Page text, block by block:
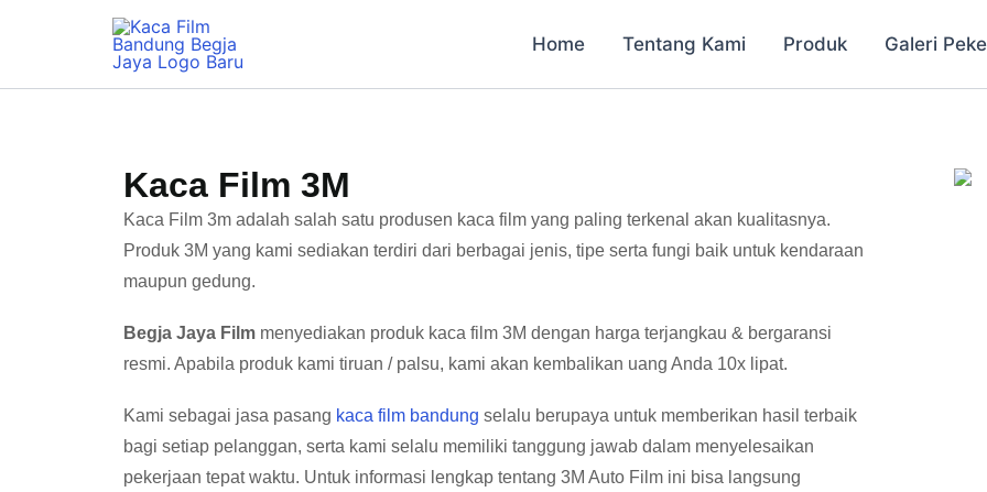
Home Tentang Kami Produk Galeri
Kaca Film 3M
Kaca Film 3m adalah salah satu produsen kaca film yang paling terkenal akan kualitasnya.
Produk 3M yang kami sediakan terdiri dari berbagai jenis, tipe serta fungi baik untuk kendaraan
maupun gedung.
Begja Jaya Film menyediakan produk kaca film 3M dengan harga terjangkau & bergaransi
resmi. Apabila produk kami tiruan / palsu, kami akan kembalikan uang Anda 10x lipat.
Kami sebagai jasa pasang kaca film bandung selalu berupaya untuk memberikan hasil terbaik
bagi setiap pelanggan, serta kami selalu memiliki tanggung jawab dalam menyelesaikan
pekerjaan tepat waktu. Untuk informasi lengkap tentang 3M Auto Film ini bisa langsung